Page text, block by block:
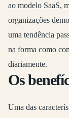
ao modelo SaaS,
organizações
uma tendência
na forma como
diariamente.
Os
Uma das